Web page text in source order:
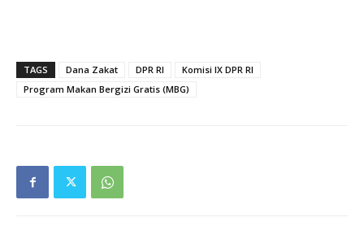
TAGS Dana Zakat DPR RI
Komisi IX DPR RI
Program Makan Bergizi Gratis (MBG)